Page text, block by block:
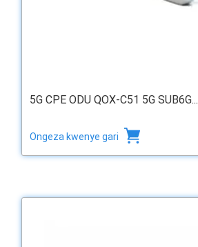
5G CPE ODU QOX-C51 5G SUB6G...
Ongeza kwenye gari